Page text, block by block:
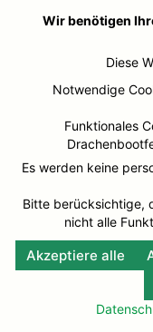
© DJK-Ruhrwacht
Wir benötigen
Diese
Notwendige
Funktionales
Es werden keine
Bitte berücksichtige,
nicht alle
Akzeptiere alle